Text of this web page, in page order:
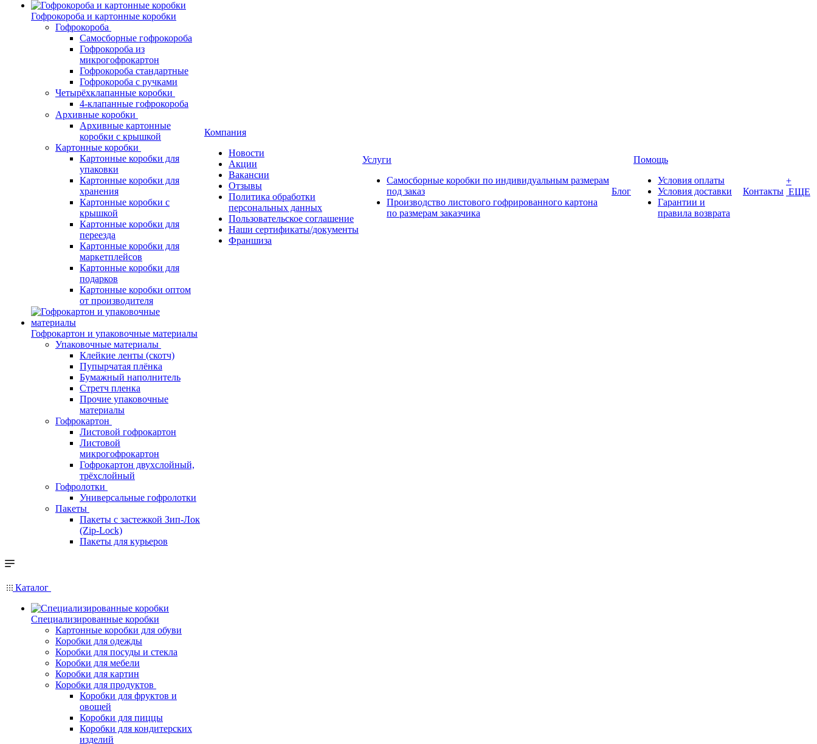
Гофрокороба и картонные коробки
Гофрокороба
Самосборные гофрокороба
Гофрокороба из
микрогофрокартон
Гофрокороба стандартные
Гофрокороба с ручками
Четырёхклапанные коробки
4-клапанные гофрокороба
Архивные коробки
Архивные картонные
коробки с крышкой
Картонные коробки
Картонные коробки для
упаковки
Картонные коробки для
хранения
Картонные коробки с
крышкой
Картонные коробки для
переезда
Картонные коробки для
маркетплейсов
Картонные коробки для
подарков
Картонные коробки оптом
от производителя
Гофрокартон и упаковочные материалы
Упаковочные материалы
Клейкие ленты (скотч)
Пупырчатая плёнка
Бумажный наполнитель
Стретч пленка
Прочие упаковочные
материалы
Гофрокартон
Листовой гофрокартон
Листовой
микрогофрокартон
Гофрокартон двухслойный,
трёхслойный
Гофролотки
Универсальные гофролотки
Пакеты
Пакеты с застежкой Зип-Лок
(Zip-Lock)
Пакеты для курьеров
Компания
Новости
Акции
Вакансии
Отзывы
Политика обработки
персональных данных
Пользовательское соглашение
Наши сертификаты/документы
Франшиза
Услуги
Самосборные коробки по индивидуальным размерам
под заказ
Производство листового гофрированного картона
по размерам заказчика
Блог
Помощь
Условия оплаты
Условия доставки
Гарантии и
правила возврата
Контакты
+
ЕЩЕ
Каталог
Специализированные коробки
Картонные коробки для обуви
Коробки для одежды
Коробки для посуды и стекла
Коробки для мебели
Коробки для картин
Коробки для продуктов
Коробки для фруктов и
овощей
Коробки для пиццы
Коробки для кондитерских
изделий